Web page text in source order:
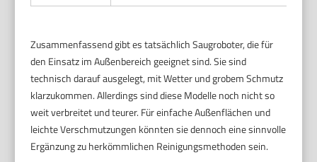
Zusammenfassend gibt es tatsächlich Saugroboter, die für
den Einsatz im Außenbereich geeignet sind. Sie sind
technisch darauf ausgelegt, mit Wetter und grobem Schmutz
klarzukommen. Allerdings sind diese Modelle noch nicht so
weit verbreitet und teurer. Für einfache Außenflächen und
leichte Verschmutzungen könnten sie dennoch eine sinnvolle
Ergänzung zu herkömmlichen Reinigungsmethoden sein.